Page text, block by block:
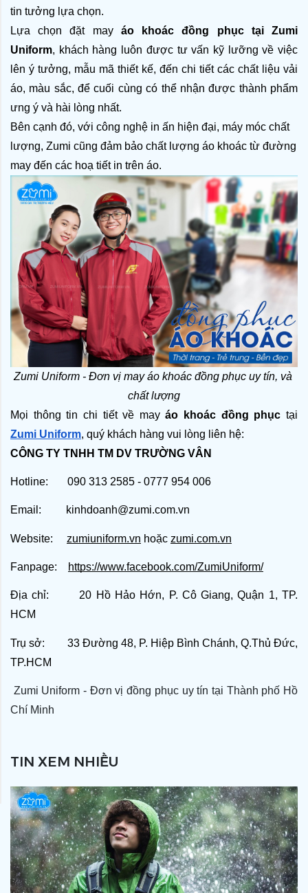
TIN XEM NHIỀU
tin tưởng lựa chọn.
Lựa chọn đặt may áo khoác đồng phục tại Zumi
Uniform, khách hàng luôn được tư vấn kỹ lưỡng về việc
lên ý tưởng, mẫu mã thiết kế, đến chi tiết các chất liệu vải
áo, màu sắc, để cuối cùng có thể nhận được thành phẩm
ưng ý và hài lòng nhất.
Bên cạnh đó, với công nghệ in ấn hiện đại, máy móc chất
lượng, Zumi cũng đảm bảo chất lượng áo khoác từ đường
may đến các hoạ tiết in trên áo.
Zumi Uniform - Đơn vị may áo khoác đồng phục uy tín, và
chất lượng
Mọi thông tin chi tiết về may áo khoác đồng phục
Zumi Uniform, quý khách hàng vui lòng liên hệ:
CÔNG TY TNHH TM DV TRƯỜNG VÂN
Hotline: 090 313 2585 - 0777 954 006
Email: kinhdoanh@zumi.com.vn
Website: zumiuniform.vn hoặc zumi.com.vn
Fanpage: https://www.facebook.com/ZumiUniform/
Địa chỉ: 20 Hồ Hảo Hớn, P. Cô Giang, Quận 1, TP.
HCM
Trụ sở: 33 Đường 48, P. Hiệp Bình Chánh, Q.Thủ Đức,
TP.HCM
Zumi Uniform - Đơn vị đồng phục uy tín tại Thành phố Hồ
Chí Minh